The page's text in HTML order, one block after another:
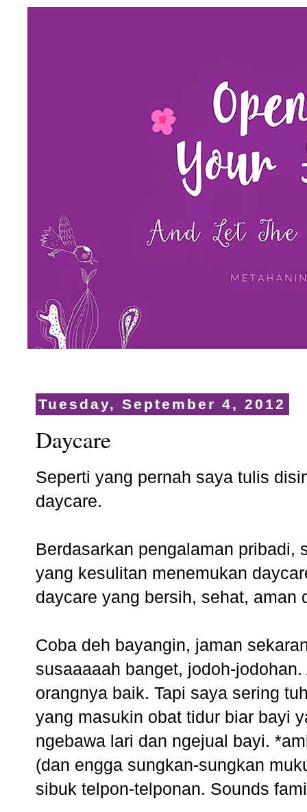
Tuesday, September 4, 2012
Daycare
Seperti yang pernah saya tulis
daycare.
Berdasarkan pengalaman pribadi,
yang kesulitan menemukan
daycare yang bersih, sehat, aman
Coba deh bayangin, jaman
susaaaaah banget, jodoh-
orangnya baik. Tapi saya sering
yang masukin obat tidur biar bayi
ngebawa lari dan ngejual bayi.
(dan engga sungkan-sungkan
sibuk telpon-telponan. Sounds